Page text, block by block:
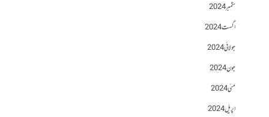
ستمبر 2024
اگست 2024
جولائی 2024
جون 2024
مئی 2024
اپریل 2024